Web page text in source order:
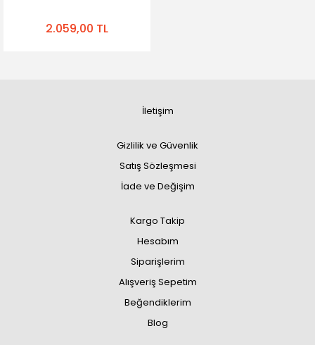
2.059,00 TL
İletişim
Gizlilik ve Güvenlik
Satış Sözleşmesi
İade ve Değişim
Kargo Takip
Hesabım
Siparişlerim
Alışveriş Sepetim
Beğendiklerim
Blog